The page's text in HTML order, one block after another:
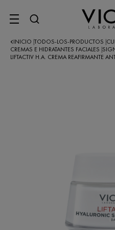
SITE MENU
INICIO TODOS-LOS-PRODUCTOS
CREMAS E HIDRATANTES FACIALES
LIFTACTIV H.A. CREMA REAFIRMANTE